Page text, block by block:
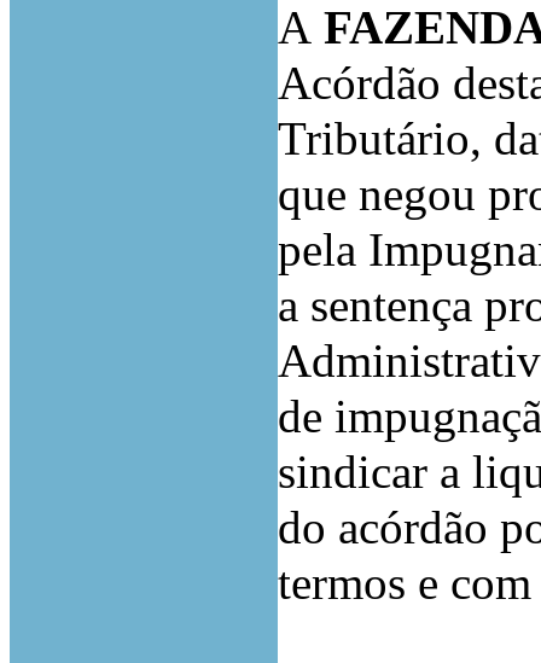
A
Acórdão
Tributário,
que negou
pela
a sentença
de
sindicar a
do acórdão
termos e